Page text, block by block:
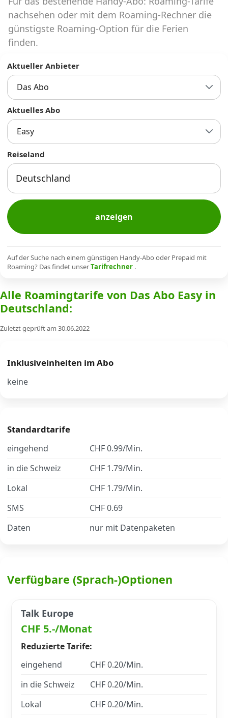
Abos für Tablets, Hotspots und Smart
Watches
Infos
Alle Anbieter
Handy-Abo-Aktionen
Handy-Abo kündigen oder
Alle Mobile-Vergleiche
Internet, TV, Telefon
Kombi-Angebote
News
Über uns
Datenschutz Impressum
nachsehen oder mit dem Roaming-Rechner die
günstigste Roaming-Option für die Ferien
finden.
Aktueller Anbieter
Das Abo
Aktuelles Abo
Easy
Reiseland
anzeigen
Auf der Suche nach einem günstigen Handy-Abo oder Prepaid mit
Roaming? Das findet unserTarifrechner .
Alle Roamingtarife von Das Abo Easy in
Deutschland:
Zuletzt geprüft am 30.06.2022
Inklusiveinheiten im Abo
keine
Standardtarife
eingehend
CHF 0.99/Min.
in die Schweiz
CHF 1.79/Min.
Lokal
CHF 1.79/Min.
SMS
CHF 0.69
Daten
nur mit Datenpaketen
Verfügbare (Sprach-)Optionen
Talk Europe
CHF 5.-/Monat
Reduzierte Tarife:
eingehend
CHF 0.20/Min.
in die Schweiz
CHF 0.20/Min.
Lokal
CHF 0.20/Min.